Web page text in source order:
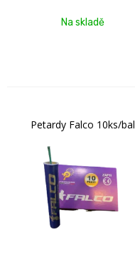
Na skladě
Petardy Falco 10ks/bal